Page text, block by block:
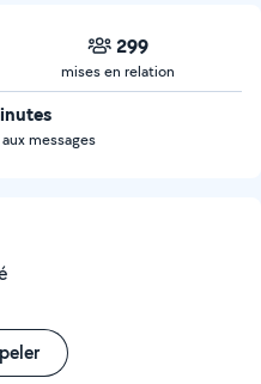
299
mises en relation
messages